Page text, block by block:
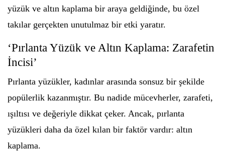
yüzük ve altın kaplama bir araya geldiğinde, bu özel
takılar gerçekten unutulmaz bir etki yaratır.
‘Pırlanta Yüzük ve Altın Kaplama: Zarafetin
İncisi’
Pırlanta yüzükler, kadınlar arasında sonsuz bir şekilde
popülerlik kazanmıştır. Bu nadide mücevherler, zarafeti,
ışıltısı ve değeriyle dikkat çeker. Ancak, pırlanta
yüzükleri daha da özel kılan bir faktör vardır: altın
kaplama.